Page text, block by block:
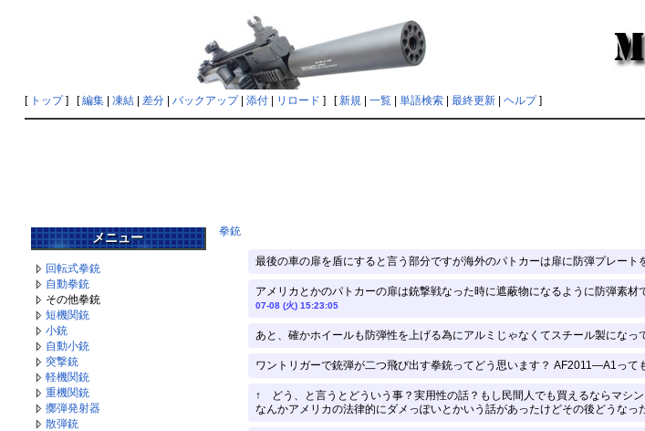
[ トップ] [編集| 凍結| 差分| バックアップ| 添付| リロード ] [新規| 一覧| 単語検索| 最終更新| ヘルプ]
メニュー
回転式拳銃
自動拳銃
その他拳銃
短機関銃
小銃
自動小銃
突撃銃
軽機関銃
重機関銃
擲弾発射器
散弾銃
拳銃
最後の車の扉を盾にすると言う部分ですが海外のパトカーは扉に防弾プレー
アメリカとかのパトカーの扉は銃撃戦なった時に遮蔽物になるように防弾素
07-08 (火) 15:23:05
あと、確かホイールも防弾性を上げる為にアルミじゃなくてスチール製になっ
ワントリガーで銃弾が二つ飛び出す拳銃ってどう思います？ AF2011―A1って
↑ どう、と言うとどういう事？実用性の話？もし民間人でも買えるならマシ
なんかアメリカの法律的にダメっぽいとかいう話があったけどその後どうな